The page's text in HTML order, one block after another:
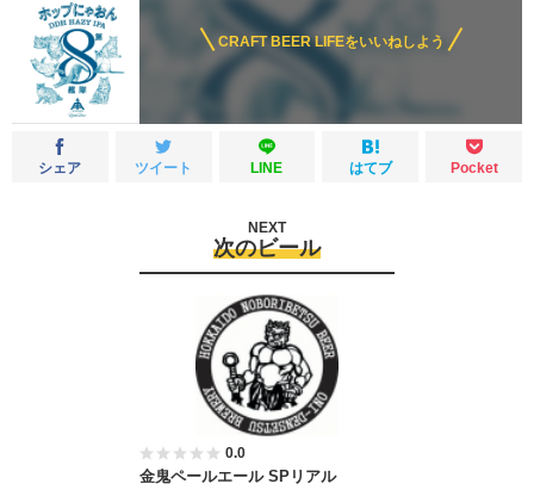
CRAFT BEER LIFEをいいねしよう
シェア ツイート LINE はてブ Pocket
次のビール
NEXT
0.0
金鬼ペールエール SPリアル